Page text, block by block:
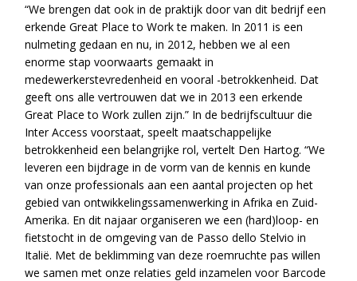
“We brengen dat ook in de praktijk door van dit bedrijf een
erkende Great Place to Work te maken. In 2011 is een
nulmeting gedaan en nu, in 2012, hebben we al een
enorme stap voorwaarts gemaakt in
medewerkerstevredenheid en vooral -betrokkenheid. Dat
geeft ons alle vertrouwen dat we in 2013 een erkende
Great Place to Work zullen zijn.” In de bedrijfscultuur die
Inter Access voorstaat, speelt maatschappelijke
betrokkenheid een belangrijke rol, vertelt Den Hartog. “We
leveren een bijdrage in de vorm van de kennis en kunde
van onze professionals aan een aantal projecten op het
gebied van ontwikkelingssamenwerking in Afrika en Zuid-
Amerika. En dit najaar organiseren we een (hard)loop- en
fietstocht in de omgeving van de Passo dello Stelvio in
Italië. Met de beklimming van deze roemruchte pas willen
we samen met onze relaties geld inzamelen voor Barcode